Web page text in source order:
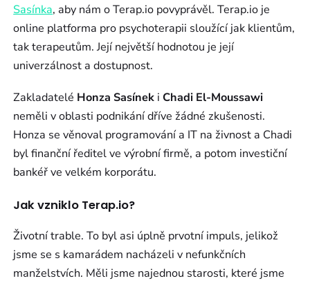
Sasínka, aby nám o Terap.io povyprávěl. Terap.io je
online platforma pro psychoterapii sloužící jak klientům,
tak terapeutům. Její největší hodnotou je její
univerzálnost a dostupnost.
Zakladatelé Honza Sasínek i Chadi El-Moussawi
neměli v oblasti podnikání dříve žádné zkušenosti.
Honza se věnoval programování a IT na živnost a Chadi
byl finanční ředitel ve výrobní firmě, a potom investiční
bankéř ve velkém korporátu.
Jak vzniklo Terap.io?
Životní trable. To byl asi úplně prvotní impuls, jelikož
jsme se s kamarádem nacházeli v nefunkčních
manželstvích. Měli jsme najednou starosti, které jsme